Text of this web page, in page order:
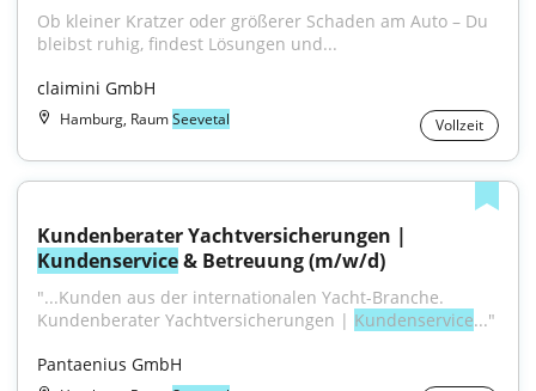
Ob kleiner Kratzer oder größerer Schaden am Auto – Du
bleibst ruhig, findest Lösungen und...
claimini GmbH
Hamburg, RaumSeevetal Vollzeit
Kundenservice & Betreuung (m/w/d)
"...Kunden aus der internationalen Yacht-Branche.
Kundenberater Yachtversicherungen | Kundenservice..."
Pantaenius GmbH